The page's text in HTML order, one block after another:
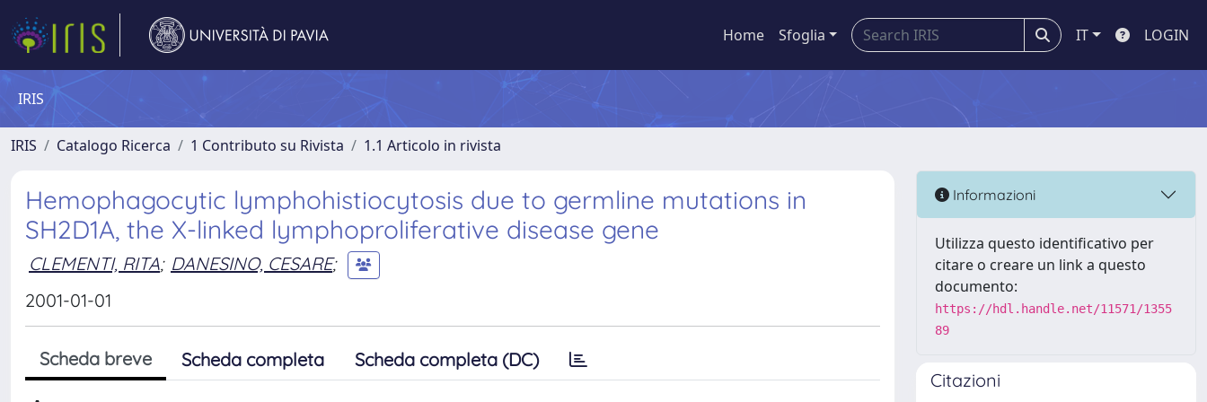
Home Sfoglia IT LOGIN
IRIS
IRIS Catalogo Ricerca 1 Contributo su Rivista 1.1 Articolo in rivista
Hemophagocytic lymphohistiocytosis due to germline mutations in
SH2D1A, the X-linked lymphoproliferative disease gene
CLEMENTI, RITA; DANESINO, CESARE;
2001-01-01
Scheda breve Scheda completa Scheda completa (DC)
Informazioni
Utilizza questo identificativo per
citare o creare un link a questo
documento:
https://hdl.handle.net/11571/1355
89
Citazioni